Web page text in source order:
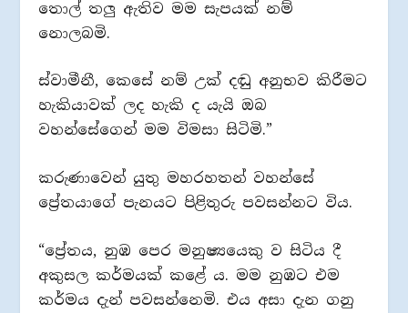
තොල් තලු ඇතිව මම සැපයක් නම්
නොලබමි.
ස්වාමීනී, කෙසේ නම් උක් දඬු අනුභව කිරීමට
හැකියාවක් ලද හැකි ද යැයි ඔබ
වහන්සේගෙන් මම විමසා සිටිමි.”
කරුණාවෙන් යුතු මහරහතන් වහන්සේ
ප්‍රේතයාගේ පැනයට පිළිතුරු පවසන්නට විය.
“ප්‍රේතය, නුඹ පෙර මනුෂ්‍යයෙකු ව සිටිය දී
අකුසල කර්මයක් කළේ ය. මම නුඹට එම
කර්මය දැන් පවසන්නෙමි. එය අසා දැන ගනු